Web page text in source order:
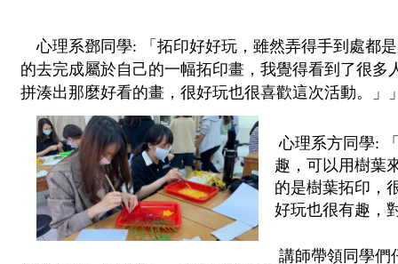
心理系鄧同學: 「拓印好好玩，雖然弄得手到處都
的去完成屬於自己的一幅拓印畫，我覺得看到了很
拼湊出那麼好看的畫，很好玩也很喜歡這次活動。」
心理系方同學: 「第一次用樹葉來畫圖，不是直接畫下去，很有
趣，可以用樹葉
的是樹葉拓印，
好玩也很有趣，